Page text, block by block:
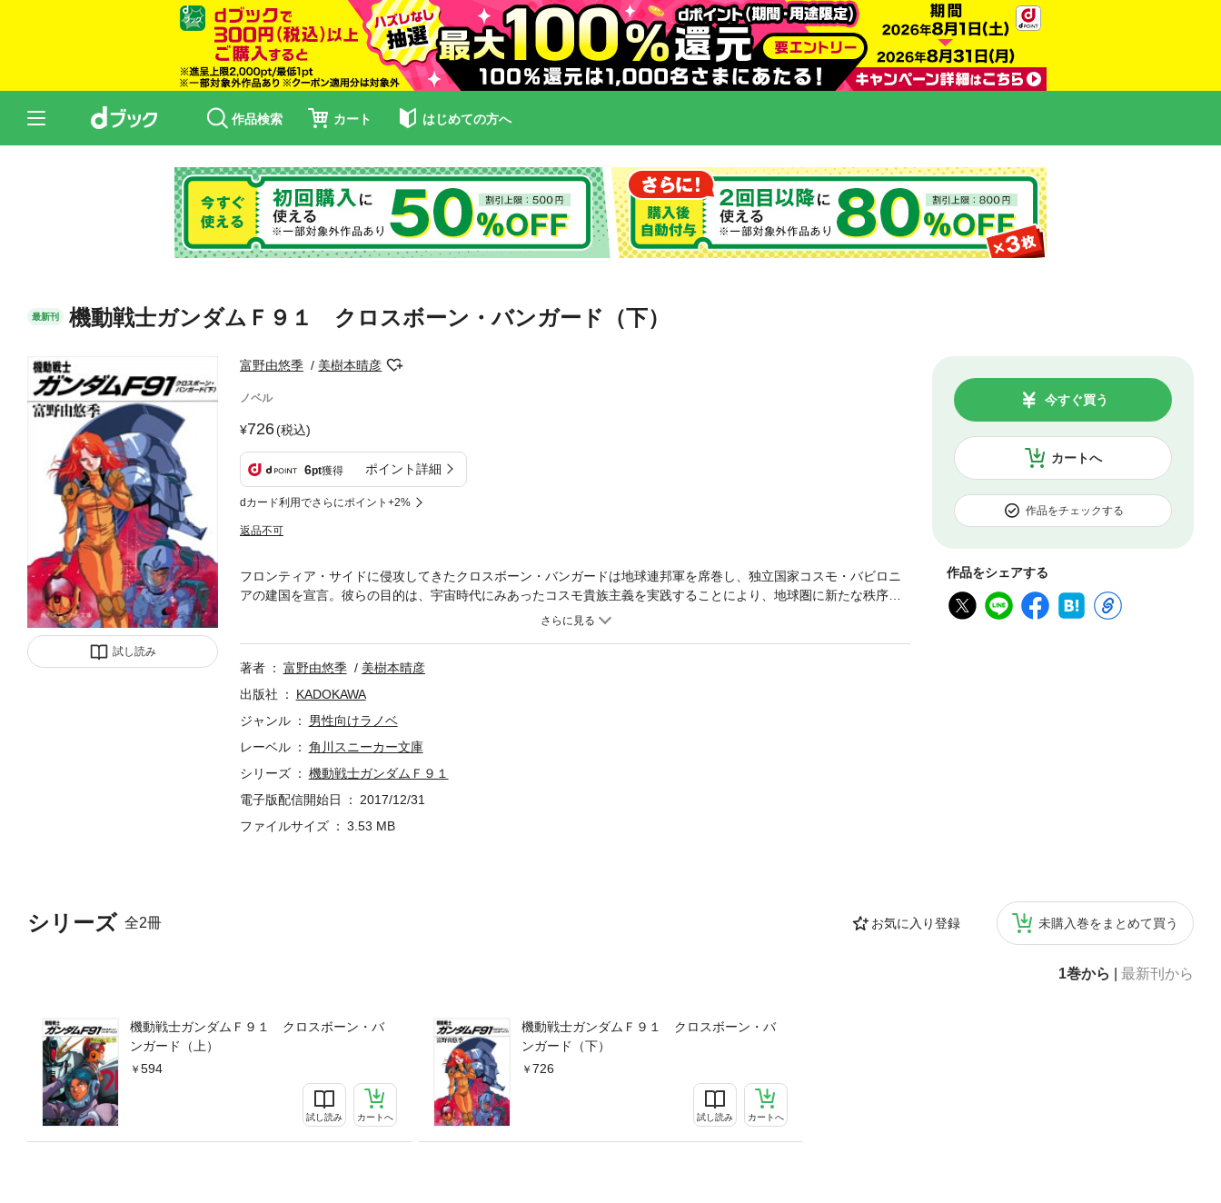
作品検索 カート はじめての方へ
最新刊 機動戦士ガンダムＦ９１ クロスボーン・バンガード（下）
試し読み
富野由悠季 美樹本晴彦
ノベル
726(税込)
6pt獲得 ポイント詳細
dカード利用でさらにポイント+2%
返品不可
カートへ
今すぐ買う
作品をチェックする
作品をシェアする
シリーズ 全2冊 お気に入り登録 未購入巻をまとめて買う
1巻から 最新刊から
機動戦士ガンダムＦ９１ クロスボーン・バ
ンガード（上）
594
試し読み カートへ
機動戦士ガンダムＦ９１ クロスボーン・バ
ンガード（下）
726
試し読み カートへ
フロンティア・サイドに侵攻してきたクロスボーン・バンガードは地球連邦軍を席巻し、独立国家コスモ・バビロニ
アの建国を宣言。彼らの目的は、宇宙時代にみあったコスモ貴族主義を実践することにより、地球圏に新たな秩序を
築き上げることだった。戦闘の中、ロナ家の血をひく少女セシリーと、新型モビルスーツの開発スタッフを母に持つ
著者 富野由悠季
美樹本晴彦
出版社
KADOKAWA
ジャンル
男性向けラノベ
レーベル
角川スニーカー文庫
シリーズ
機動戦士ガンダムＦ９１
電子版配信開始日
2017/12/31
ファイルサイズ
3.53 MB